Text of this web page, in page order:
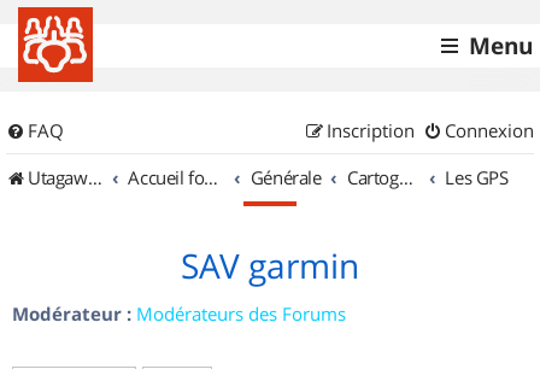
Menu
FAQ Connexion
Inscription
UtagawaVTT (Randos VTT et VTTAE avec traces GPS)
Accueil forum Générale Cartographie et GPS Les GPS
SAV garmin
Modérateur : Modérateurs des Forums